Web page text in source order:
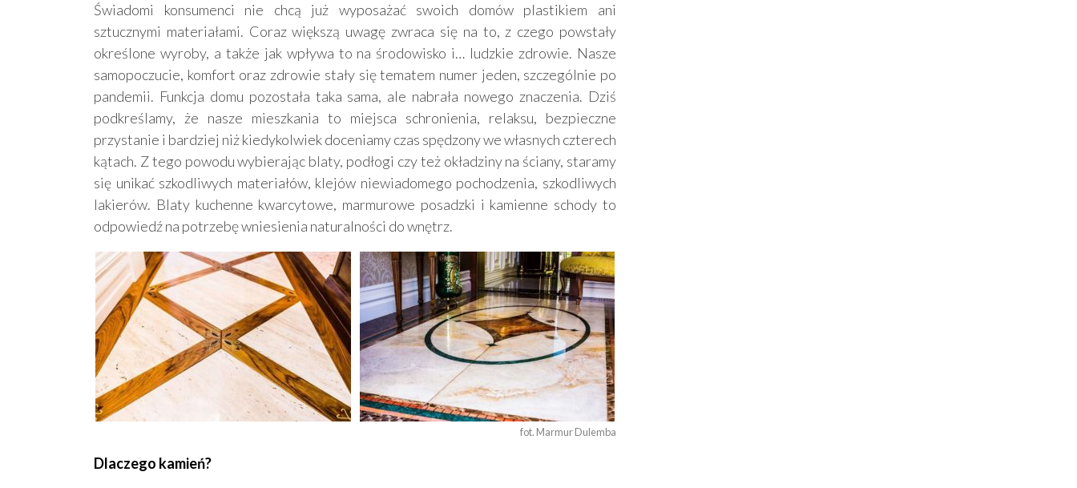
Świadomi konsumenci nie chcą już wyposażać swoich domów plastikiem ani
sztucznymi materiałami. Coraz większą uwagę zwraca się na to, z czego powstały
określone wyroby, a także jak wpływa to na środowisko i… ludzkie zdrowie. Nasze
samopoczucie, komfort oraz zdrowie stały się tematem numer jeden, szczególnie po
pandemii. Funkcja domu pozostała taka sama, ale nabrała nowego znaczenia. Dziś
podkreślamy, że nasze mieszkania to miejsca schronienia, relaksu, bezpieczne
przystanie i bardziej niż kiedykolwiek doceniamy czas spędzony we własnych czterech
kątach. Z tego powodu wybierając blaty, podłogi czy też okładziny na ściany, staramy
się unikać szkodliwych materiałów, klejów niewiadomego pochodzenia, szkodliwych
lakierów. Blaty kuchenne kwarcytowe, marmurowe posadzki i kamienne schody to
odpowiedź na potrzebę wniesienia naturalności do wnętrz.
fot. Marmur Dulemba
Dlaczego kamień?